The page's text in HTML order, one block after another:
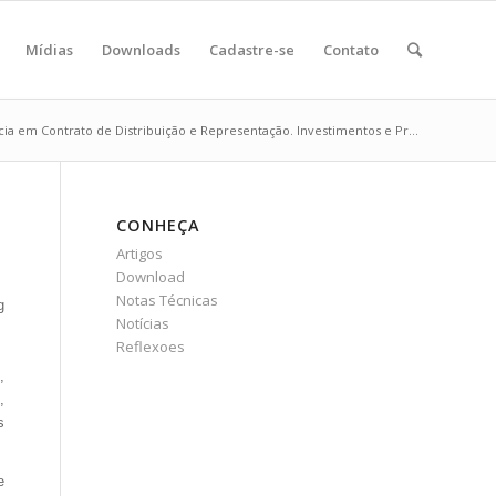
Mídias Downloads Cadastre-se Contato
em Contrato de Distribuição e Representação. Investimentos e Pr...
CONHEÇA
Artigos
Download
Notas Técnicas
Notícias
Reflexoes